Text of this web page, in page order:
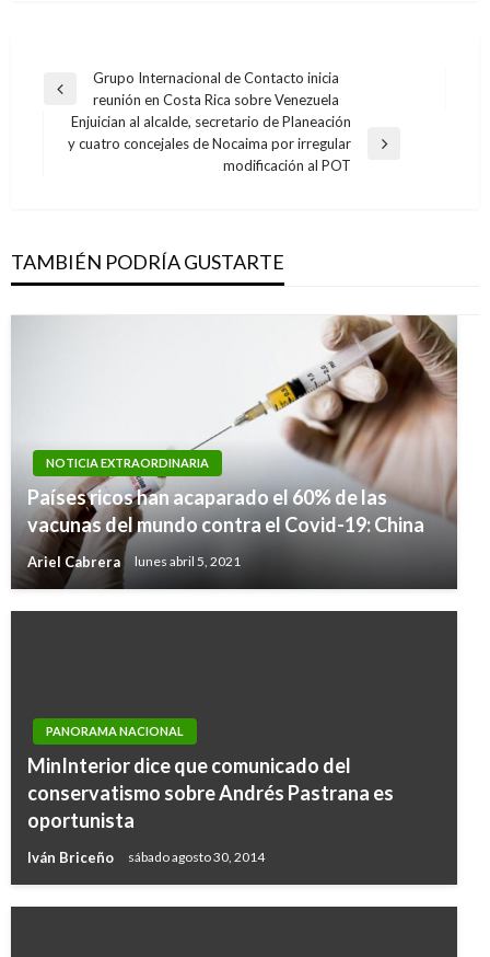
Navegación
entradas
Entrada
anterior
Grupo Internacional de Contacto inicia
reunión en Costa Rica sobre Venezuela
Entrada
Enjuician al alcalde, secretario de Planeación
y cuatro concejales de Nocaima por irregular
modificación al POT
TAMBIÉN PODRÍA GUSTARTE
NOTICIA EXTRAORDINARIA
Países ricos han acaparado el 60% de las
vacunas del mundo contra el Covid-19: China
Ariel Cabrera lunes abril 5, 2021
PANORAMA NACIONAL
MinInterior dice que comunicado del
conservatismo sobre Andrés Pastrana es
oportunista
Iván Briceño sábado agosto 30, 2014